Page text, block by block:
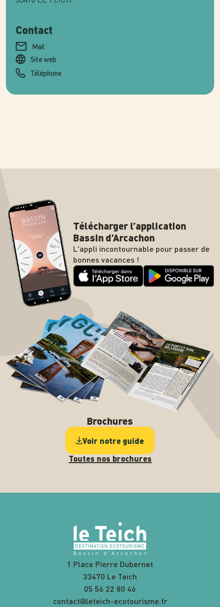
Contact
Mail
Site web
Téléphone
Télécharger l’application
Bassin d’Arcachon
L'appli incontournable pour passer de
bonnes vacances !
Brochures
Voir notre guide
Toutes nos brochures
1 Place Pierre Dubernet
33470 Le Teich
05 56 22 80 46
contact@leteich-ecotourisme.fr